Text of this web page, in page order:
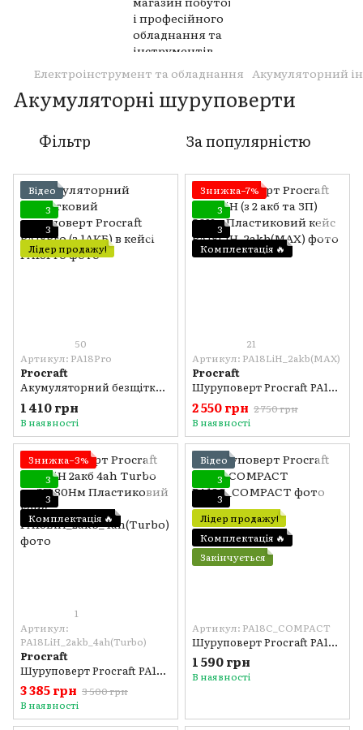
Електроінструмент та обладнання Акумуляторний
Акумуляторні шуруповерти
Фільтр За популярністю
Відео
3
3
Лідер продажу!
50
Артикул: PA18Pro
Procraft
Акумуляторний безщітковий шуруповерт Procraft PA18Pro (з 1АКБ) в кейсі
1 410 грн
В наявності
Знижка−7%
3
3
Комплектація 🔥
21
Артикул: PA18LiH_2akb(MAX)
Procraft
Шуруповерт Procraft PA18LiH (з 2 акб та ЗП) 80Нм Пластиковий кейс
2 550 грн 2 750 грн
В наявності
Знижка−3%
3
3
Комплектація 🔥
1
Артикул:
PA18LiH_2akb_4ah(Turbo)
Procraft
Шуруповерт Procraft PA18LiH 2акб 4ah Turbo та ЗП 80Нм Пластиковий кейс
3 385 грн 3 500 грн
В наявності
Відео
3
3
Лідер продажу!
Комплектація 🔥
Закінчується
Артикул: PA18C_COMPACT
Шуруповерт Procraft PA18C COMPACT
1 590 грн
В наявності